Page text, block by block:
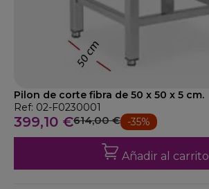
Pilon de corte fibra de 50 x 50 x 5 cm.
Ref: 02-F0230001
399,10 €614,00 € -35%
Añadir al carrito